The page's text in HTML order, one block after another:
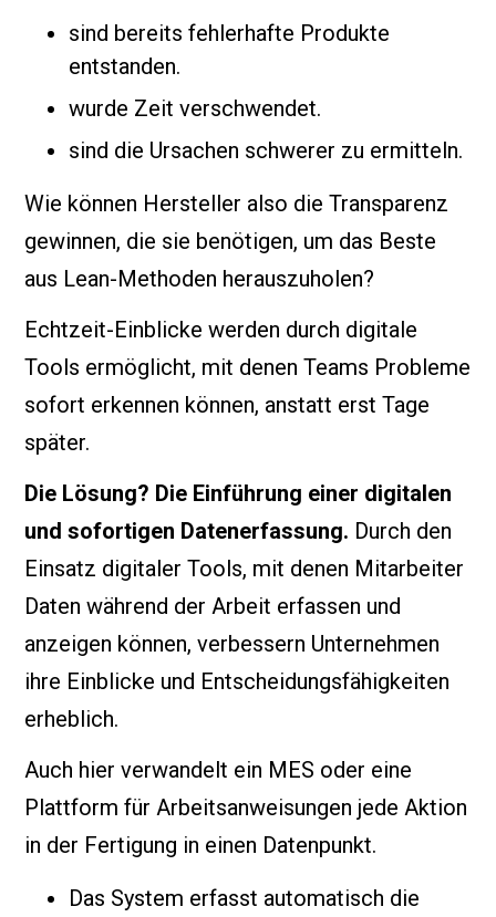
sind bereits fehlerhafte Produkte
entstanden.
wurde Zeit verschwendet.
sind die Ursachen schwerer zu ermitteln.
Wie können Hersteller also die Transparenz
gewinnen, die sie benötigen, um das Beste
aus Lean-Methoden herauszuholen?
Echtzeit-Einblicke werden durch digitale
Tools ermöglicht, mit denen Teams Probleme
sofort erkennen können, anstatt erst Tage
später.
Die Lösung? Die Einführung einer digitalen
und sofortigen Datenerfassung. Durch den
Einsatz digitaler Tools, mit denen Mitarbeiter
Daten während der Arbeit erfassen und
anzeigen können, verbessern Unternehmen
ihre Einblicke und Entscheidungsfähigkeiten
erheblich.
Auch hier verwandelt ein MES oder eine
Plattform für Arbeitsanweisungen jede Aktion
in der Fertigung in einen Datenpunkt.
Das System erfasst automatisch die